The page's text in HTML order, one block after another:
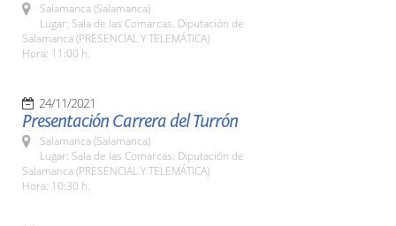
Salamanca (Salamanca)
Lugar: Sala de las Comarcas. Diputación de
Salamanca (PRESENCIAL Y TELEMÁTICA)
Hora: 11:00 h.
24/11/2021
Presentación Carrera del Turrón
Salamanca (Salamanca)
Lugar: Sala de las Comarcas. Diputación de
Salamanca (PRESENCIAL Y TELEMÁTICA)
Hora: 10:30 h.